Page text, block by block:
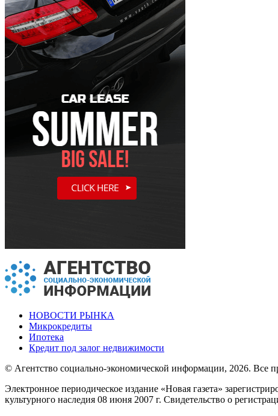
НОВОСТИ РЫНКА
Микрокредиты
Ипотека
Кредит под залог недвижимости
© Агентство социально-экономической информации, 2026. Все
Электронное периодическое издание «Новая газета»
культурного наследия 08 июня 2007 г. Свидетельство о